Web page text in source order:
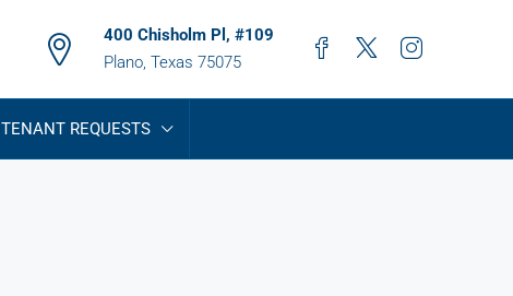
400 Chisholm Pl, #109
Plano, Texas 75075
TENANT REQUESTS